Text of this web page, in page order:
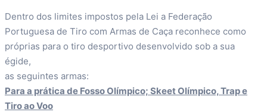
Dentro dos limites impostos pela Lei a Federação
Portuguesa de Tiro com Armas de Caça reconhece como
próprias para o tiro desportivo desenvolvido sob a sua
égide,
as seguintes armas:
Para a prática de Fosso Olímpico; Skeet Olímpico, Trap e
Tiro ao Voo